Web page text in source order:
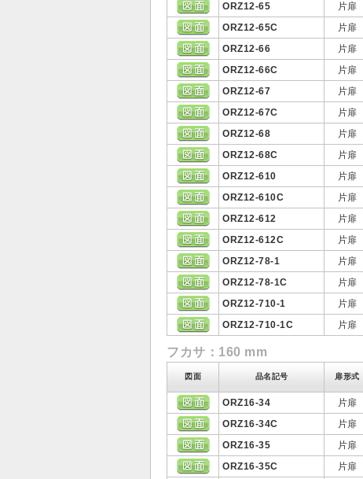
ORZ12-65
片扉
ORZ12-65C
片扉
ORZ12-66
片扉
ORZ12-66C
片扉
ORZ12-67
片扉
ORZ12-67C
片扉
ORZ12-68
片扉
ORZ12-68C
片扉
ORZ12-610
片扉
ORZ12-610C
片扉
ORZ12-612
片扉
ORZ12-612C
片扉
ORZ12-78-1
片扉
ORZ12-78-1C
片扉
ORZ12-710-1
片扉
ORZ12-710-1C
片扉
フカサ：160 mm
図面 品名記号 扉形式
ORZ16-34 片扉
ORZ16-34C
片扉
ORZ16-35
片扉
ORZ16-35C
片扉